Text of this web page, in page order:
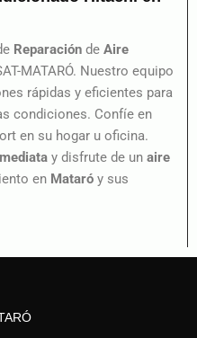
Reparación de Aire
MATARÓ. Nuestro equipo
rápidas y eficientes para
condiciones. Confíe en
en su hogar u oficina.
y disfrute de un aire
en Mataró y sus